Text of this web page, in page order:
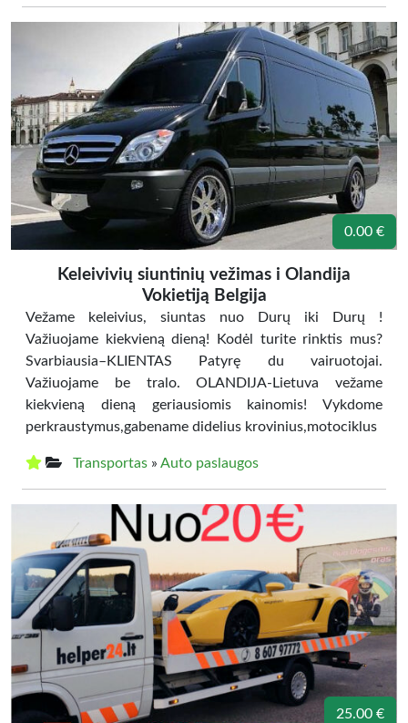
0.00 €
Keleivivių siuntinių vežimas i Olandija
Vokietiją Belgija
Vežame keleivius, siuntas nuo Durų iki Durų !
Važiuojame kiekvieną dieną! Kodėl turite rinktis mus?
Svarbiausia–KLIENTAS Patyrę du vairuotojai.
Važiuojame be tralo. OLANDIJA-Lietuva vežame
kiekvieną dieną geriausiomis kainomis! Vykdome
perkraustymus,gabename didelius krovinius,motociklus
Transportas » Auto paslaugos
25.00 €